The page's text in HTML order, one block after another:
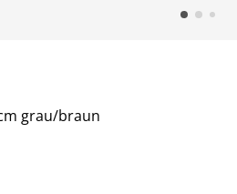
grau/braun